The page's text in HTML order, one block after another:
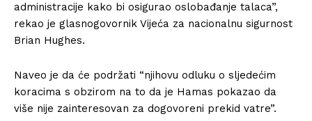
administracije kako bi osigurao oslobađanje talaca”,
rekao je glasnogovornik Vijeća za nacionalnu sigurnost
Brian Hughes.
Naveo je da će podržati “njihovu odluku o sljedećim
koracima s obzirom na to da je Hamas pokazao da
više nije zainteresovan za dogovoreni prekid vatre”.